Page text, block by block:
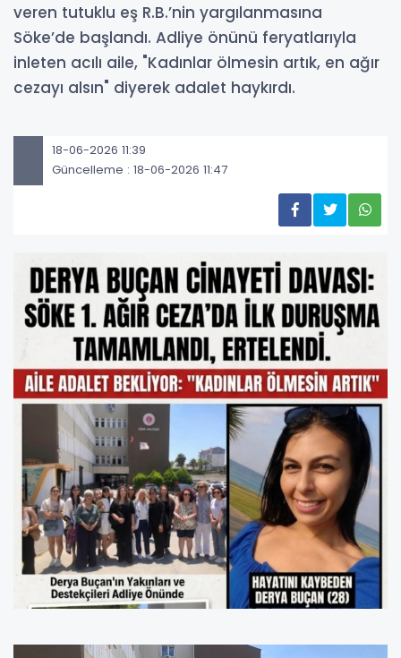
veren tutuklu eş R.B.’nin yargılanmasına
Söke’de başlandı. Adliye önünü feryatlarıyla
inleten acılı aile, "Kadınlar ölmesin artık, en ağır
cezayı alsın" diyerek adalet haykırdı.
18-06-2026 11:39
Güncelleme : 18-06-2026 11:47